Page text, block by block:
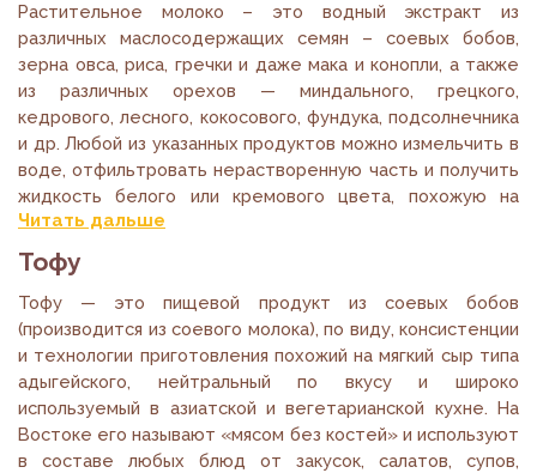
Соевый соус – древнейшее изобретение человечества,
появился в Китае около VIII века до н. э. и позже
распространился по всей Восточной и Юго-Восточной
Азии. В XVIII веке соус стал популярен в Европе, «король-
солнце» Людовик XIV называл его «чёрным золотом». И в
настоящее время соевый соус является одной из самых
любимых приправ во всех кухнях мира, и безусловно,
самым известным соевым продуктом.
Читать статью полностью
Растительное молоко – это водный экстракт из
различных маслосодержащих семян – соевых бобов,
зерна овса, риса, гречки и даже мака и конопли, а также
из различных орехов — миндального, грецкого,
кедрового, лесного, кокосового, фундука, подсолнечника
и др. Любой из указанных продуктов можно измельчить в
воде, отфильтровать нерастворенную часть и получить
жидкость белого или кремового цвета, похожую на
молоко. Однако для того, чтобы напиток не расслоился, а
превратился в устойчивую водно-жировую эмульсию, по
типу и составу сходную с коровьим или любым другим
животным молоком, необходимы различные
технологические приемы – выбор нужного соотношения
воды к сырью, определенный температурный режим
экстракции, предварительное замачивание семян и
орехов, при необходимости отделение лишнего
крахмала, обогащение белком, жиром и др.
компонентами и т.д.
Читать дальше
Тофу
Тофу — это пищевой продукт из соевых бобов
(производится из соевого молока), по виду, консистенции
и технологии приготовления похожий на мягкий сыр типа
адыгейского, нейтральный по вкусу и широко
используемый в азиатской и вегетарианской кухне. На
Востоке его называют «мясом без костей» и используют
в составе любых блюд от закусок, салатов, супов,